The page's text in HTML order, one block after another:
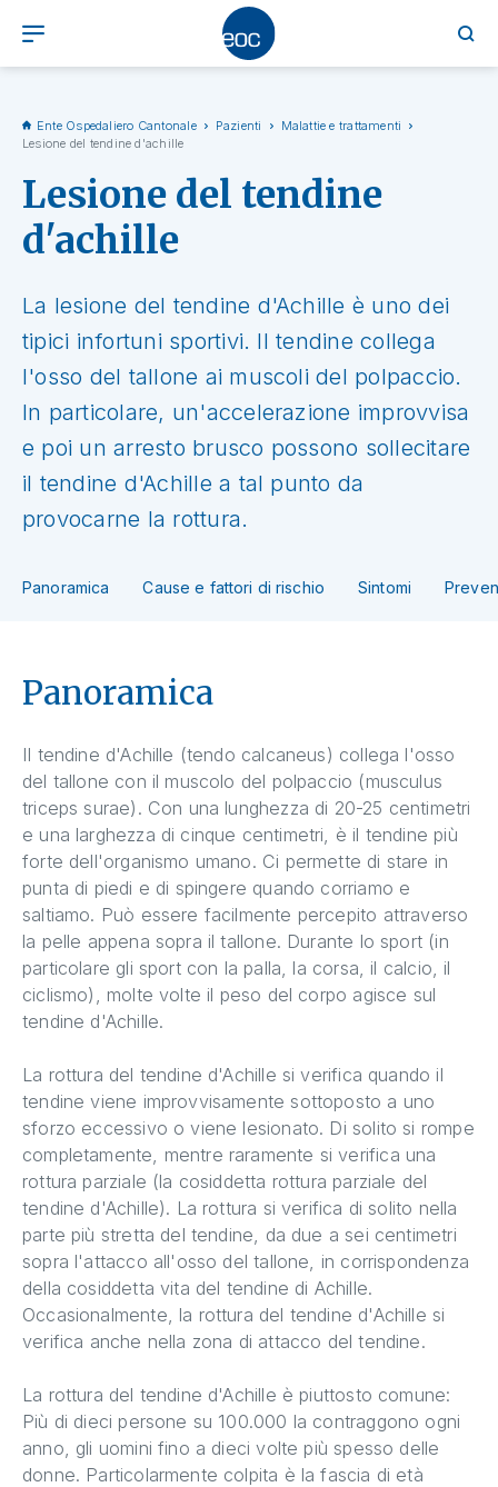
Ente Ospedaliero Cantonale Pazienti
Malattie e trattamenti
Lesione del tendine d'achille
Lesione del tendine
d'achille
La lesione del tendine d'Achille è uno dei
tipici infortuni sportivi. Il tendine collega
l'osso del tallone ai muscoli del polpaccio.
In particolare, un'accelerazione improvvisa
e poi un arresto brusco possono sollecitare
il tendine d'Achille a tal punto da
provocarne la rottura.
Panoramica Cause e fattori di rischio Sintomi
Panoramica
Il tendine d'Achille (tendo calcaneus) collega l'osso
del tallone con il muscolo del polpaccio (musculus
triceps surae). Con una lunghezza di 20-25 centimetri
e una larghezza di cinque centimetri, è il tendine più
forte dell'organismo umano. Ci permette di stare in
punta di piedi e di spingere quando corriamo e
saltiamo. Può essere facilmente percepito attraverso
la pelle appena sopra il tallone. Durante lo sport (in
particolare gli sport con la palla, la corsa, il calcio, il
ciclismo), molte volte il peso del corpo agisce sul
tendine d'Achille.
La rottura del tendine d'Achille si verifica quando il
tendine viene improvvisamente sottoposto a uno
sforzo eccessivo o viene lesionato. Di solito si rompe
completamente, mentre raramente si verifica una
rottura parziale (la cosiddetta rottura parziale del
tendine d'Achille). La rottura si verifica di solito nella
parte più stretta del tendine, da due a sei centimetri
sopra l'attacco all'osso del tallone, in corrispondenza
della cosiddetta vita del tendine di Achille.
Occasionalmente, la rottura del tendine d'Achille si
verifica anche nella zona di attacco del tendine.
La rottura del tendine d'Achille è piuttosto comune:
Più di dieci persone su 100.000 la contraggono ogni
anno, gli uomini fino a dieci volte più spesso delle
donne. Particolarmente colpita è la fascia di età